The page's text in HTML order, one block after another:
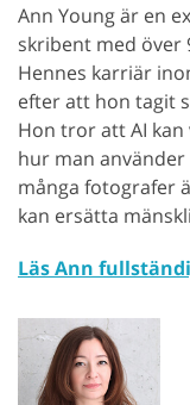
Ann Young är en
skribent med över
Hennes karriär
efter att hon tagit
Hon tror att AI
hur man
många fotografer
kan ersätta
Läs Ann